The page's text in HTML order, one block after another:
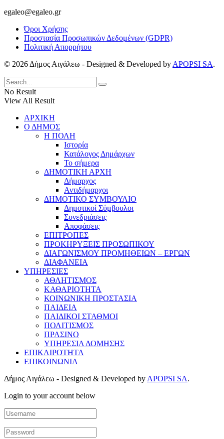
egaleo@egaleo.gr
Όροι Χρήσης
Προστασία Προσωπικών Δεδομένων (GDPR)
Πολιτική Απορρήτου
© 2026 Δήμος Αιγάλεω - Designed & Developed byAPOPSI SA.
No Result
View All Result
ΑΡΧΙΚΗ
Ο ΔΗΜΟΣ
Η ΠΟΛΗ
Ιστορία
Κατάλογος Δημάρχων
Το σήμερα
ΔΗΜΟΤΙΚΗ ΑΡΧΗ
Δήμαρχος
Αντιδήμαρχοι
ΔΗΜΟΤΙΚΟ ΣΥΜΒΟΥΛΙΟ
Δημοτικοί Σύμβουλοι
Συνεδριάσεις
Αποφάσεις
ΕΠΙΤΡΟΠΕΣ
ΠΡΟΚΗΡΥΞΕΙΣ ΠΡΟΣΩΠΙΚΟΥ
ΔΙΑΓΩΝΙΣΜΟΥ ΠΡΟΜΗΘΕΙΩΝ – ΕΡΓΩΝ
ΔΙΑΦΑΝΕΙΑ
ΥΠΗΡΕΣΙΕΣ
ΑΘΛΗΤΙΣΜΟΣ
ΚΑΘΑΡΙΟΤΗΤΑ
ΚΟΙΝΩΝΙΚΗ ΠΡΟΣΤΑΣΙΑ
ΠΑΙΔΕΙΑ
ΠΑΙΔΙΚΟΙ ΣΤΑΘΜΟΙ
ΠΟΛΙΤΙΣΜΟΣ
ΠΡΑΣΙΝΟ
ΥΠΗΡΕΣΙΑ ΔΟΜΗΣΗΣ
ΕΠΙΚΑΙΡΟΤΗΤΑ
ΕΠΙΚΟΙΝΩΝΙΑ
Δήμος Αιγάλεω - Designed & Developed byAPOPSI SA.
Login to your account below